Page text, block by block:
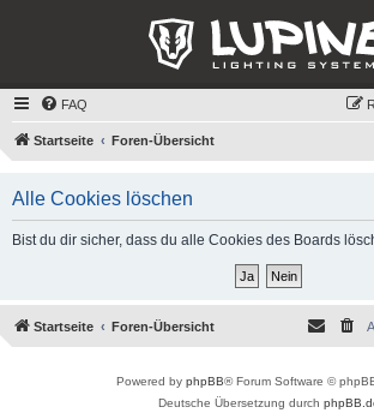
FAQ
Startseite Foren-Übersicht
Alle Cookies löschen
Bist du dir sicher, dass du alle Cookies des Boards
Startseite Foren-Übersicht
Powered by phpBB® Forum Software ©
Deutsche Übersetzung durch